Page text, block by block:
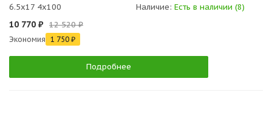
6.5x17 4x100 Наличие: Есть в наличии (8)
10 770 ₽ 12 520 ₽
Экономия 1 750 ₽
Подробнее